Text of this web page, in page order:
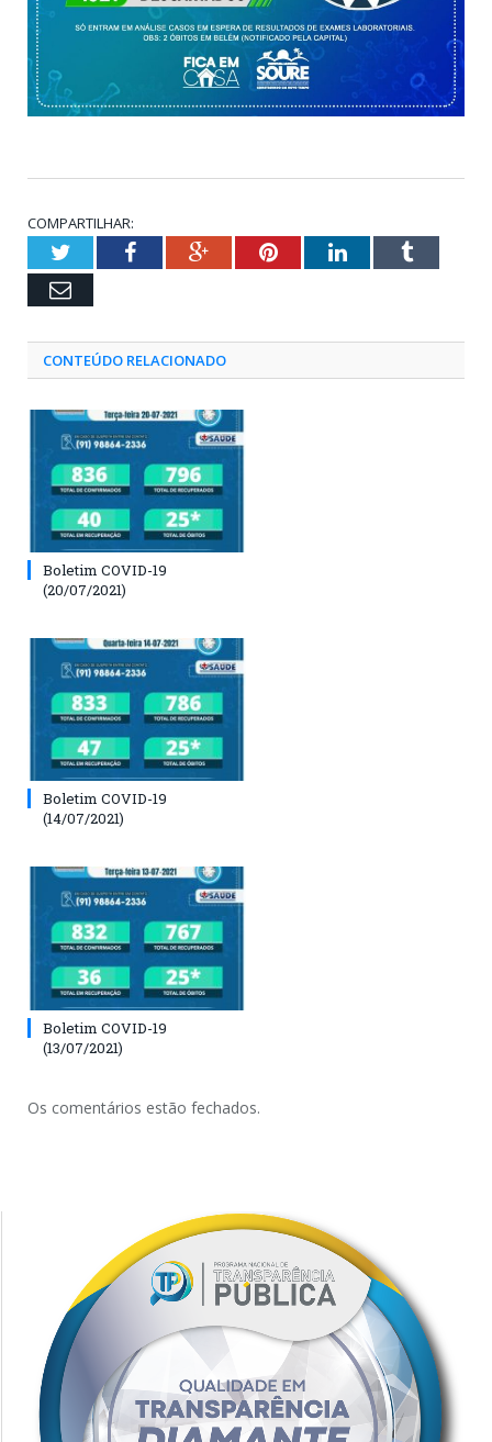
COMPARTILHAR:
TwitterFacebookGoogle+PinterestLinkedInTumblr
Email
CONTEÚDO RELACIONADO
Boletim COVID-19
(20/07/2021)
Boletim COVID-19
(14/07/2021)
Boletim COVID-19
(13/07/2021)
Os comentários estão fechados.